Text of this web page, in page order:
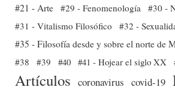
#21 - Arte #29 - Fenomenología
#30 -
#31 - Vitalismo Filosófico
#32 -
#35 - Filosofía desde y sobre el norte de
#38
#39 #40 #41 - Hojear el siglo XX
Artículos coronavirus covid-19